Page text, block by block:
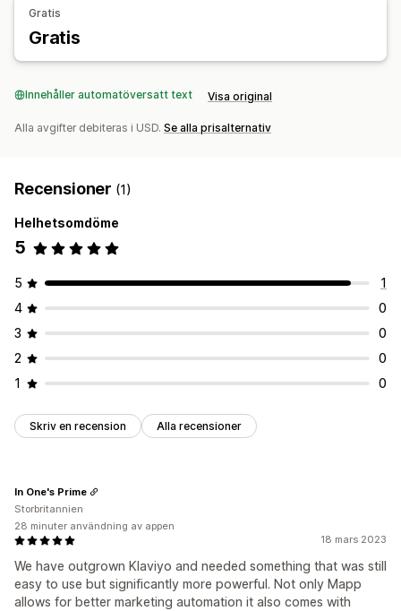
Gratis
Gratis
Innehåller automatöversatt text Visa original
Alla avgifter debiteras i USD. Se alla prisalternativ
Recensioner (1)
Helhetsomdöme
5
5
1
4
0
3
0
2
0
1
0
Skriv en recension Alla recensioner
18 mars 2023
We have outgrown Klaviyo and needed something that was still
easy to use but significantly more powerful. Not only Mapp
allows for better marketing automation it also comes with
In One's Prime
Storbritannien
28 minuter användning av appen